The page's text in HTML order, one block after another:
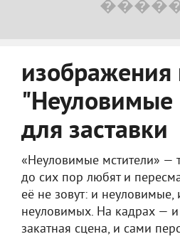
изображения
"Неуловимые
для заставки
«Неуловимые мстители» —
до сих пор любят и
её не зовут: и
неуловимых. На кадрах —
закатная сцена, и сами